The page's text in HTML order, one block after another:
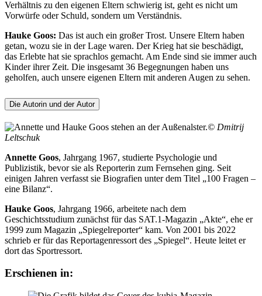
Verhältnis zu den eigenen Eltern schwierig ist, geht es nicht um
Vorwürfe oder Schuld, sondern um Verständnis.
Hauke Goos: Das ist auch ein großer Trost. Unsere Eltern haben
getan, wozu sie in der Lage waren. Der Krieg hat sie beschädigt,
das Erlebte hat sie sprachlos gemacht. Am Ende sind sie immer auch
Kinder ihrer Zeit. Die insgesamt 36 Begegnungen haben uns
geholfen, auch unsere eigenen Eltern mit anderen Augen zu sehen.
Die Autorin und der Autor
© Dmitrij
Leltschuk
Annette Goos, Jahrgang 1967, studierte Psychologie und
Publizistik, bevor sie als Reporterin zum Fernsehen ging. Seit
einigen Jahren verfasst sie Biografien unter dem Titel „100 Fragen –
eine Bilanz“.
Hauke Goos, Jahrgang 1966, arbeitete nach dem
Geschichtsstudium zunächst für das SAT.1-Magazin „Akte“, ehe er
1999 zum Magazin „Spiegelreporter“ kam. Von 2001 bis 2022
schrieb er für das Reportagenressort des „Spiegel“. Heute leitet er
dort das Sportressort.
Erschienen in: